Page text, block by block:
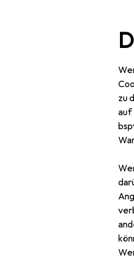
zu
auf
Navigation nach Kategorien